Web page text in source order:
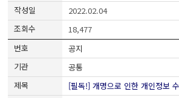
2022.02.04
18,477
공지
공통
[필독!] 개명으로 인한 개인정보